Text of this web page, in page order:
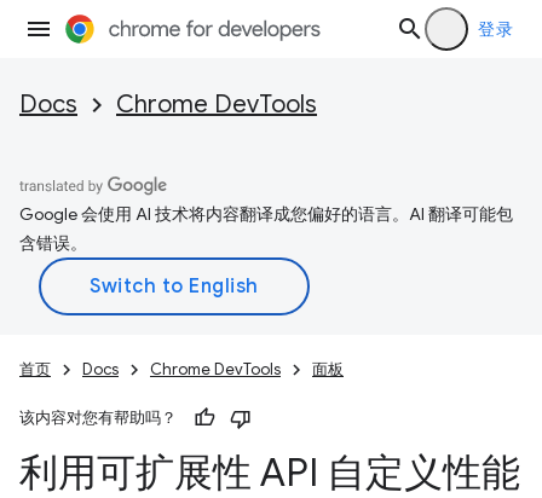
登录
Docs Chrome DevTools
Google 会使用 AI 技术将内容翻译成您偏好的语言。AI 翻译可能包
含错误。
首页 Docs Chrome DevTools 面板
该内容对您有帮助吗？
利用可扩展性 API 自定义性能